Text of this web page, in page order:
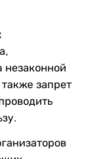
незаконной
запрет